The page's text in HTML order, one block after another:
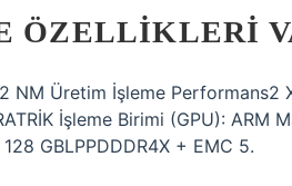
ÖZELLIKLERI
NM Üretim İşleme Performans2
İşleme Birimi (GPU): ARM
GBLPPDDDR4X + EMC 5.